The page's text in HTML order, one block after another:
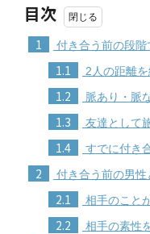
目次
1 付き合う前の段
1.1 2人の距離
1.2 脈あり・脈
1.3 友達として
1.4 すでに付き
2 付き合う前の男性
2.1 相手のこと
2.2 相手の素性